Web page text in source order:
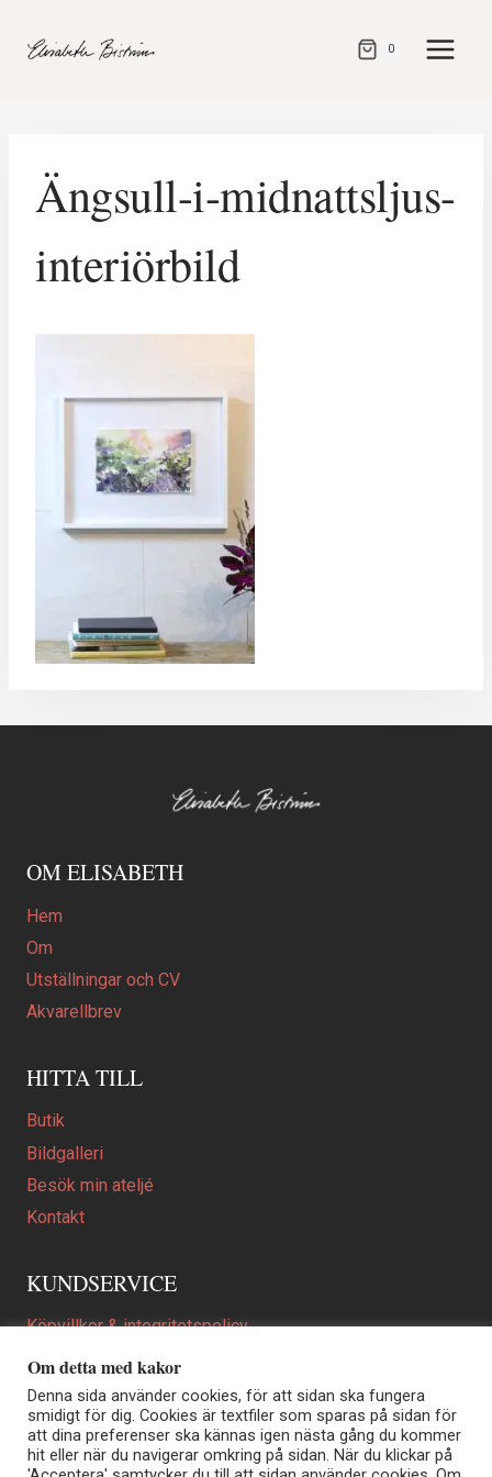
direkt
0
Ängsull-i-midnattsljus-
interiörbild
OM ELISABETH
Hem
Om
Utställningar och CV
Akvarellbrev
HITTA TILL
Butik
Bildgalleri
Besök min ateljé
Kontakt
KUNDSERVICE
Köpvillkor & integritetspolicy
Att beställa ett personligt utformat konstverk
En personligare gåva
FAQ
Om detta med kakor
Denna sida använder cookies, för att sidan ska fungera
smidigt för dig. Cookies är textfiler som sparas på sidan för
att dina preferenser ska kännas igen nästa gång du kommer
hit eller när du navigerar omkring på sidan. När du klickar på